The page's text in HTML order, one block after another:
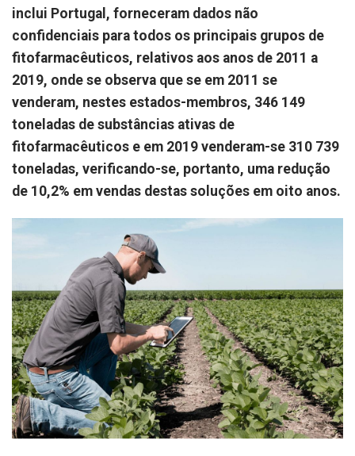
inclui Portugal, forneceram dados não
confidenciais para todos os principais grupos de
fitofarmacêuticos, relativos aos anos de 2011 a
2019, onde se observa que se em 2011 se
venderam, nestes estados-membros, 346 149
toneladas de substâncias ativas de
fitofarmacêuticos e em 2019 venderam-se 310 739
toneladas, verificando-se, portanto, uma redução
de 10,2% em vendas destas soluções em oito anos.